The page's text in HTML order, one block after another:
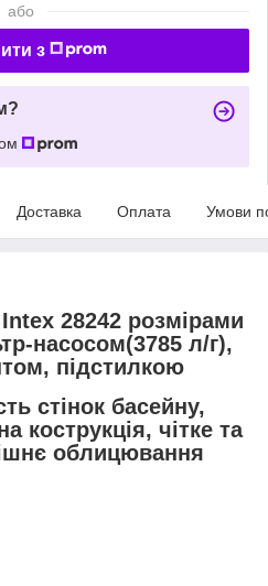
або
з
Доставка Оплата Умови
28242 розмірами
насосом(3785 л/г),
підстилкою
стінок басейну,
кострукція, чітке та
облицювання